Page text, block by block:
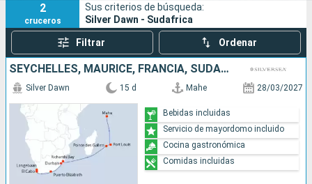
Buscar
2
cruceros
Sus criterios de búsqueda:
Silver Dawn - Sudafrica
Filtrar Ordenar
SEYCHELLES, MAURICE, FRANCIA, SUDAFRICA
Silver Dawn 15 d Mahe 28/03/2027
Bebidas incluidas
Servicio de mayordomo incluido
Cocina gastronómica
Comidas incluidas